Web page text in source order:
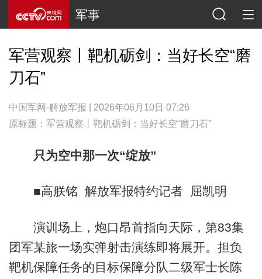
军事
军营观察丨靶机砺剑：当好长空“磨
刀石”
中国军网-解放军报 | 2026年06月10日 07:26
原标题：军营观察丨靶机砺剑：当好长空“磨刀石”
只为空中那一次“绽放”
■高朕铭 解放军报特约记者 屈凯明
演训场上，炮口昂首指向天际，第83集
团军某旅一场实弹射击演练即将展开。担负
靶机保障任务的目标保障分队二级军士长陈